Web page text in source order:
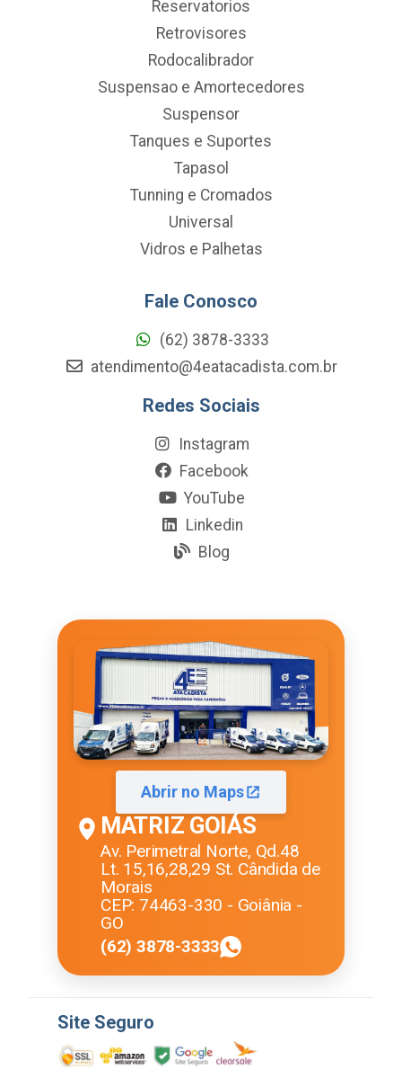
Reservatorios
Retrovisores
Rodocalibrador
Suspensao e Amortecedores
Suspensor
Tanques e Suportes
Tapasol
Tunning e Cromados
Universal
Vidros e Palhetas
Fale Conosco
(62) 3878-3333
atendimento@4eatacadista.com.br
Redes Sociais
Instagram
Facebook
YouTube
Linkedin
Blog
Abrir no Maps
MATRIZ GOIÁS
Av. Perimetral Norte, Qd.48
Lt. 15,16,28,29 St. Cândida de
Morais
CEP: 74463-330 - Goiânia -
GO
(62) 3878-3333
Site Seguro